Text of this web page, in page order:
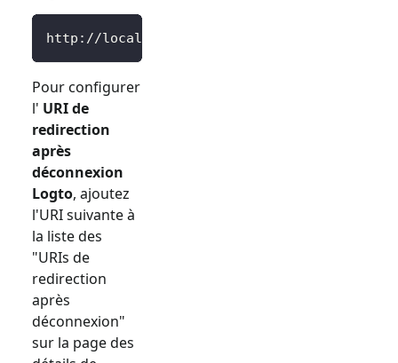
http://localhost:3000/Callback
Pour configurer
l' URI de
redirection
après
déconnexion
Logto, ajoutez
l'URI suivante à
la liste des
"URIs de
redirection
après
déconnexion"
sur la page des